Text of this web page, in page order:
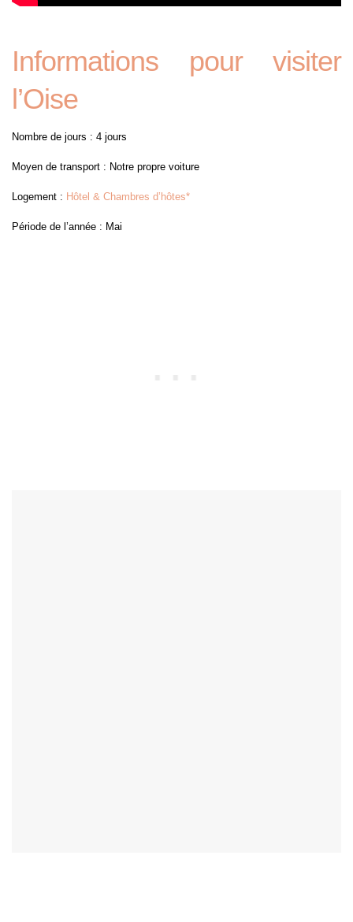
Informations pour visiter
l’Oise
Nombre de jours : 4 jours
Moyen de transport : Notre propre voiture
Logement : Hôtel & Chambres d’hôtes*
Période de l’année : Mai